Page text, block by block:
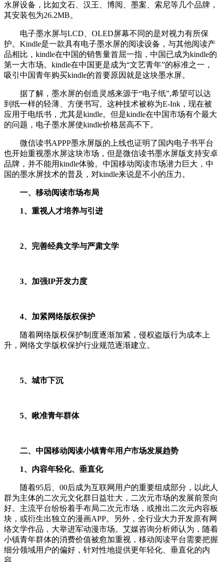
水屏设备，比如文石、汉王、博阅、墨案、索尼等几个品牌，
其安装包为26.2MB。
电子墨水屏与LCD、OLED屏幕不同的是对视力有所保
护。Kindle是一款具有电子墨水屏的阅读设备，与其他阅读产
品相比，kindle在中国的销售量首屈一指，中国已成为kindle的
第一大市场。kindle在中国更是成为“文艺青年”的标准之一，
吸引中国青年购买kindle的首要原因就是这块墨水屏。
据了解，墨水屏的创造灵感来源于“电子纸”,希望可以达
到纸一样的轻薄、方便书写。这种技术被称为E-Ink，现在被
应用于电纸书，尤其是kindle。但是kindle在中国市场有个最大
的问题，电子墨水屏使kindle价格居高不下。
微信读书APPP墨水屏版的上线也证明了国内电子书平台
也开始重视墨水屏这块市场，但是微信读书墨水屏版支持安卓
品牌，并不能用kindle体验。中国移动阅读市场潜力巨大，中
国的墨水屏技术的普及，对kindle来说是不小的压力。
一、移动阅读市场布局
1、重视人才培养与引进
2、完善经典文学与严肃文学
3、加强IP开发力度
4、加紧网络版权保护
随着网络版权保护制度逐渐加紧，侵权盗版行为成本上
升，网络文学版权保护行业规范逐渐建立。
5、城市下沉
5、瞅准青年群体
二、中国移动阅读小镇青年用户市场发展趋势
1、内容年轻化、垂直化
随着95后、00后成为互联网用户的重要组成部分，以此人
群为主体的二次元文化群日益壮大，二次元市场的发展前景向
好。主流平台纷纷着手布局二次元市场，或推出二次元内容板
块，或衍生出独立的漫画APP。另外，全行业大力开发原有网
络文学作品，大举进军动漫市场。艾媒咨询分析师认为，随着
小镇青年群体的消费价值被愈加重视，移动阅读平台需要把握
细分领域用户的偏好，针对性地提供更年轻化、垂直化的内